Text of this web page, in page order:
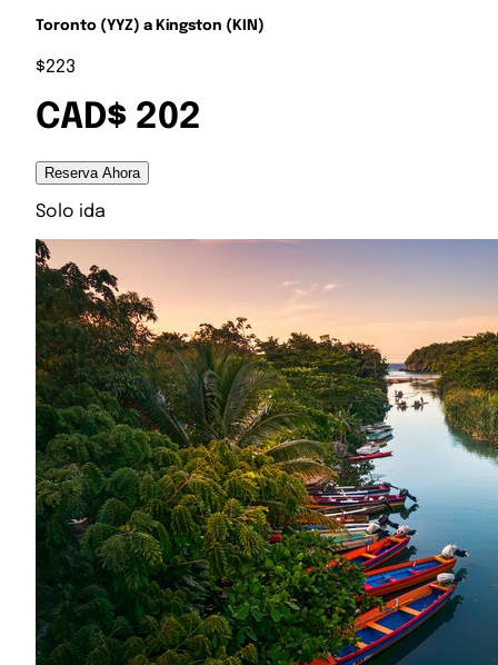
Toronto (YYZ) a Kingston (KIN)
$223
CAD$ 202
Reserva Ahora
Solo ida